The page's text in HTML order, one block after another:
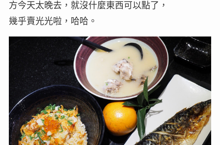
方今天太晚去，就沒什麼東西可以點了，
幾乎賣光光啦，哈哈。